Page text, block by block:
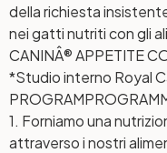
della richiesta
nei gatti nutriti con gli
CANINÂ® APPETITE
*Studio interno Royal
PROGRAM
1. Forniamo una
attraverso i nostri